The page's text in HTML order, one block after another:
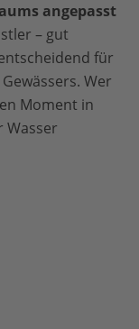
angepasst
– gut
für
Wer
Moment in
Wasser